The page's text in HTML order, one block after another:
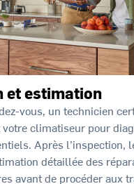
et estimation
vous, un technicien
votre climatiseur pour
Après l’inspection,
détaillée des
avant de procéder aux